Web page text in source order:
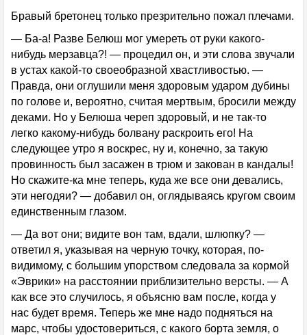
Бравый бретонец только презрительно пожал плечами.
— Ба-а! Разве Белюш мог умереть от руки какого-
нибудь мерзавца?! — процедил он, и эти слова звучали
в устах какой-то своеобразной хвастливостью. —
Правда, они оглушили меня здоровым ударом дубины
по голове и, вероятно, считая мертвым, бросили между
деками. Но у Белюша череп здоровый, и не так-то
легко какому-нибудь болвану раскроить его! На
следующее утро я воскрес, ну и, конечно, за такую
провинность был засажен в трюм и закован в кандалы!
Но скажите-ка мне теперь, куда же все они девались,
эти негодяи? — добавил он, оглядываясь кругом своим
единственным глазом.
— Да вот они; видите вон там, вдали, шлюпку? —
ответил я, указывая на черную точку, которая, по-
видимому, с большим упорством следовала за кормой
«Эврики» на расстоянии приблизительно версты. — А
как все это случилось, я объясню вам после, когда у
нас будет время. Теперь же мне надо подняться на
марс, чтобы удостовериться, с какого борта земля, о